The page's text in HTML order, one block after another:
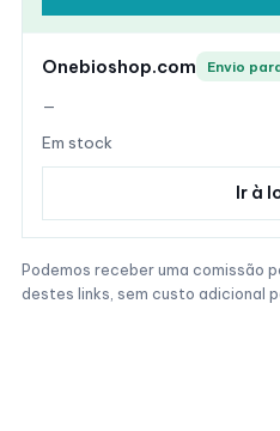
Onebioshop.com Envio
—
Em stock
Ir à
Podemos receber uma comissão
destes links, sem custo adicional